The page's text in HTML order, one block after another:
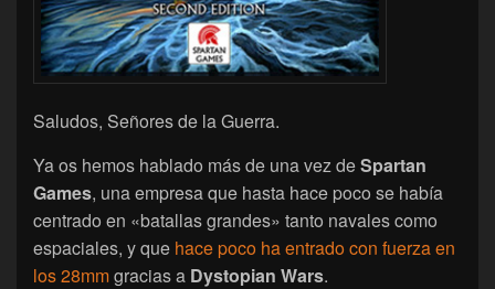
Saludos, Señores de la Guerra.
Ya os hemos hablado más de una vez deSpartan
Games, una empresa que hasta hace poco se había
centrado en «batallas grandes» tanto navales como
espaciales, y que hace poco ha entrado con fuerza en
los 28mmgracias a Dystopian Wars.